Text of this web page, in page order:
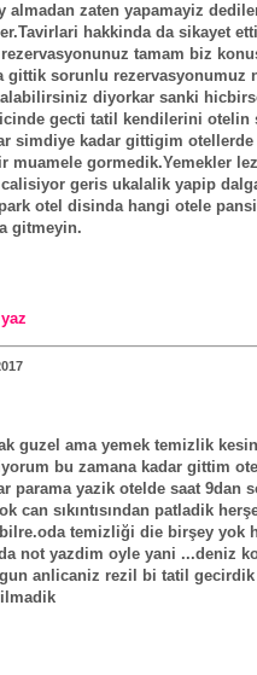
almadan zaten yapamayiz
hakkinda da sikayet
tamam biz
gittik sorunlu rezervasyonumuz
diyorkar sanki
gecti tatil kendilerini otelin
simdiye kadar gittigim otellerde
muamele gormedik.Yemekler
geris ukalalik yapip
otel disinda hangi otele
gitmeyin.
guzel ama yemek temizlik
bu zamana kadar gittim
parama yazik otelde saat 9dan
can sıkıntısından patladik
bilre.oda temizliği die birşey yok
not yazdim oyle yani ...deniz
anlicaniz rezil bi tatil gecirdik